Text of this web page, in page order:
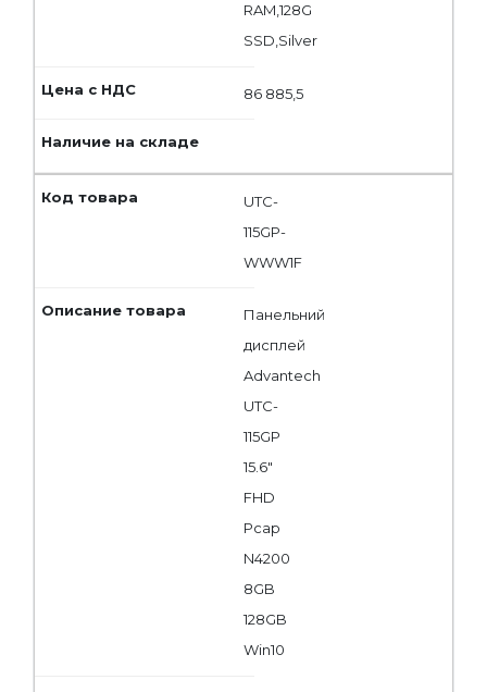
RAM,128G
SSD,Silver
86 885,5
UTC-
115GP-
WWW1F
Панельний
дисплей
Advantech
UTC-
115GP
15.6"
FHD
Pcap
N4200
8GB
128GB
Win10